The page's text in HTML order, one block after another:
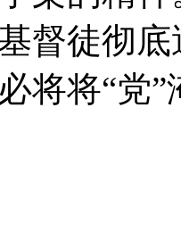
督徒彻
将将“党”